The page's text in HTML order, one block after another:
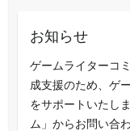
お知らせ
ゲームライターコ
成支援のため、ゲ
をサポートいたし
ム」からお問い合